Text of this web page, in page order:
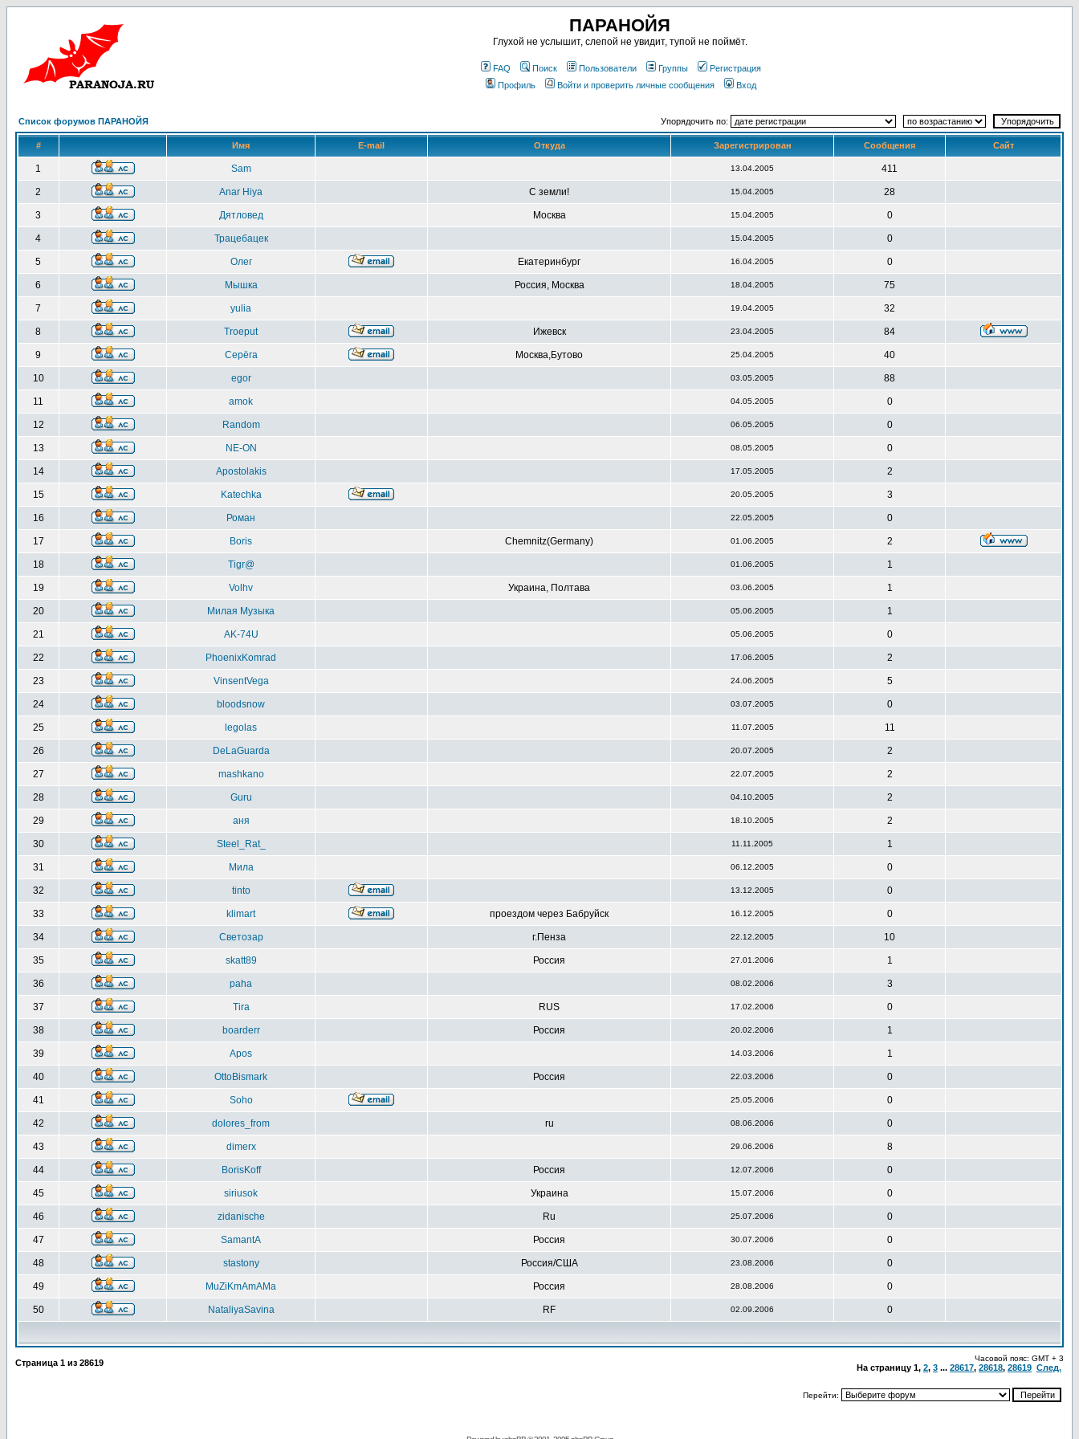
ПАРАНОЙЯ
Глухой не услышит, слепой не увидит, тупой не поймёт.
FAQ Поиск Пользователи Группы
Регистрация
Профиль
Войти и проверить личные сообщения Вход
Список форумов ПАРАНОЙЯ Упорядочить по:
# Имя E-mail Откуда Зарегистрирован Сообщения Сайт
1 Sam 13.04.2005 411
2 Anar Hiya С земли! 15.04.2005 28
3 Дятловед Москва 15.04.2005 0
4 Трацебацек 15.04.2005 0
5 Олег Екатеринбург 16.04.2005 0
6 Мышка Россия, Москва 18.04.2005 75
7 yulia 19.04.2005 32
8 Troeput Ижевск 23.04.2005 84
9 Серёга Москва,Бутово 25.04.2005 40
10 egor 03.05.2005 88
11 amok 04.05.2005 0
12 Random 06.05.2005 0
13 NE-ON 08.05.2005 0
14 Apostolakis 17.05.2005 2
15 Katechka 20.05.2005 3
16 Роман 22.05.2005 0
17 Boris Chemnitz(Germany) 01.06.2005 2
18 Tigr@ 01.06.2005 1
19 Volhv Украина, Полтава 03.06.2005 1
20 Милая Музыка 05.06.2005 1
21 AK-74U 05.06.2005 0
22 PhoenixKomrad 17.06.2005 2
23 VinsentVega 24.06.2005 5
24 bloodsnow 03.07.2005 0
25 legolas 11.07.2005 11
26 DeLaGuarda 20.07.2005 2
27 mashkano 22.07.2005 2
28 Guru 04.10.2005 2
29 аня 18.10.2005 2
30 Steel_Rat_ 11.11.2005 1
31 Мила 06.12.2005 0
32 tinto 13.12.2005 0
33 klimart проездом через Бабруйск 16.12.2005 0
34 Светозар г.Пенза 22.12.2005 10
35 skatt89 Россия 27.01.2006 1
36 paha 08.02.2006 3
37 Tira RUS 17.02.2006 0
38 boarderr Россия 20.02.2006 1
39 Apos 14.03.2006 1
40 OttoBismark Россия 22.03.2006 0
41 Soho 25.05.2006 0
42 dolores_from ru 08.06.2006 0
43 dimerx 29.06.2006 8
44 BorisKoff Россия 12.07.2006 0
45 siriusok Украина 15.07.2006 0
46 zidanische Ru 25.07.2006 0
47 SamantA Россия 30.07.2006 0
48 stastony Россия/США 23.08.2006 0
49 MuZiKmAmAMa Россия 28.08.2006 0
50 NataliyaSavina RF 02.09.2006 0
Страница 1 из 28619 Часовой пояс: GMT + 3
На страницу 1, 2, 3 ... 28617, 28618, 28619 След.
Перейти: